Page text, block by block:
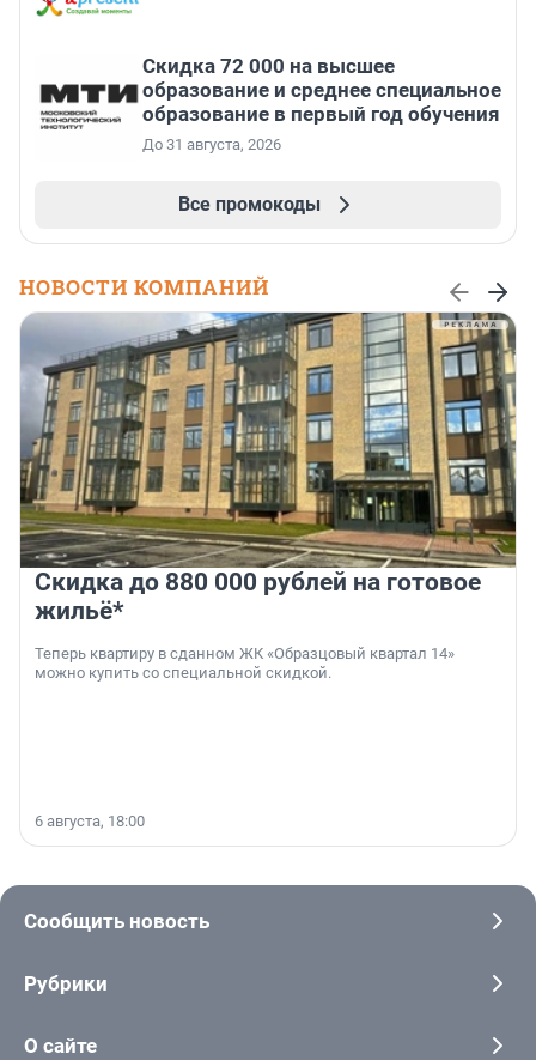
Скидка 72 000 на высшее
образование и среднее специальное
образование в первый год обучения
До 31 августа, 2026
Все промокоды
НОВОСТИ КОМПАНИЙ
Скидка до 880 000 рублей на готовое
жильё*
Теперь квартиру в сданном ЖК «Образцовый квартал 14»
можно купить со специальной скидкой.
6 августа, 18:00
Сообщить новость
Рубрики
О сайте